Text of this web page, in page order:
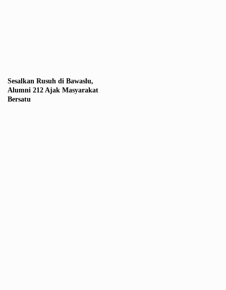
Sesalkan Rusuh di Bawaslu,
Alumni 212 Ajak Masyarakat
Bersatu